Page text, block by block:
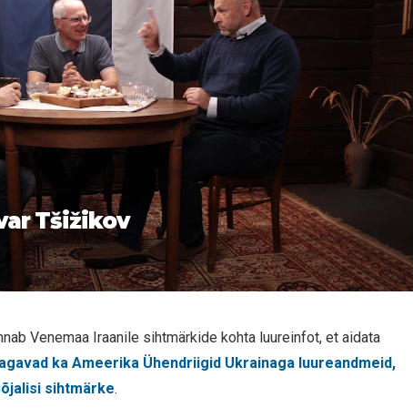
Tšižikov
Venemaa Iraanile sihtmärkide kohta luureinfot, et aidata
ka Ameerika Ühendriigid Ukrainaga luureandmeid,
sihtmärke.